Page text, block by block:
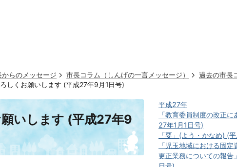
からのメッセージ 市長コラム（しんげの一言メッセージ）
過去の市長
しくお願いします (平成27年9月1日号)
いします (平成27年9
平成27年
「教育委員制度の改正
27年1月1日号)
「要」(よう・かなめ) (
「児玉地域における固定
更正業務についての報告